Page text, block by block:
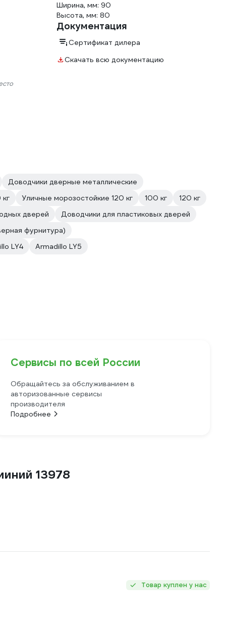
Ширина, мм: 90
Высота, мм: 80
Документация
Сертификат дилера
Скачать всю документацию
Доводчики дверные металлические
Уличные морозостойкие 120 кг 100 кг
120 кг
дверей
Доводчики для пластиковых дверей
фурнитура)
LY4
Armadillo LY5
Сервисы по всей России
Обращайтесь за обслуживанием в
авторизованные сервисы
производителя
Подробнее
13978
Товар куплен у нас